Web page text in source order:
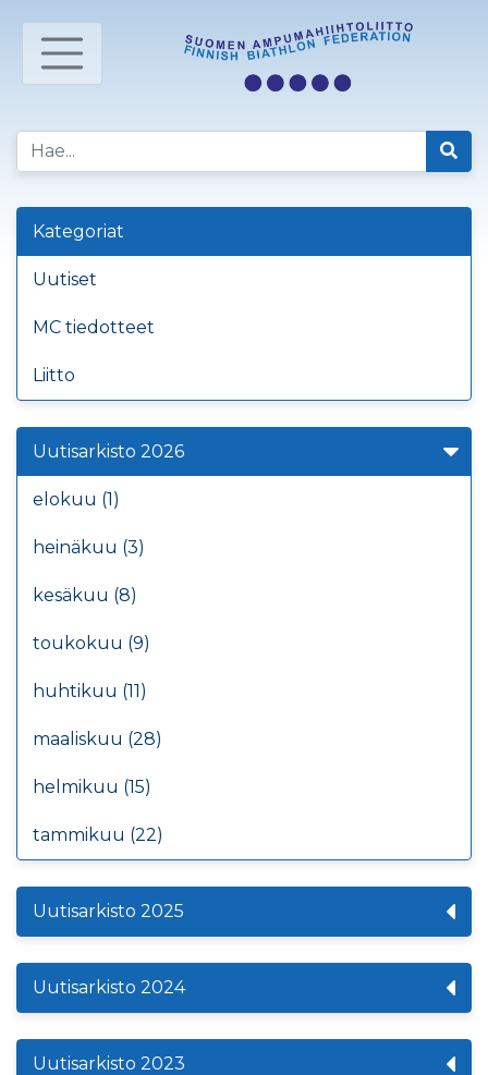
Kategoriat
Uutiset
MC tiedotteet
Liitto
Uutisarkisto 2026
elokuu (1)
heinäkuu (3)
kesäkuu (8)
toukokuu (9)
huhtikuu (11)
maaliskuu (28)
helmikuu (15)
tammikuu (22)
Uutisarkisto 2025
Uutisarkisto 2024
Uutisarkisto 2023